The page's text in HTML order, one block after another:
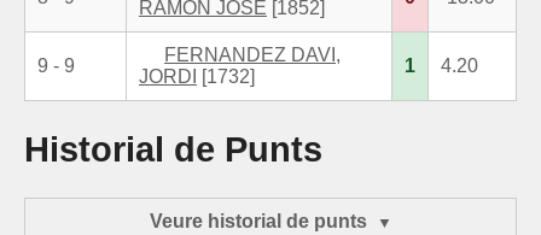
RAMON JOSE [1852]
9 - 9
FERNANDEZ DAVI,
JORDI
[1732]
1 4.20
Historial de Punts
Veure historial de punts